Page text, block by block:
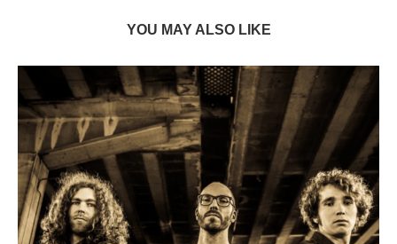
YOU MAY ALSO LIKE